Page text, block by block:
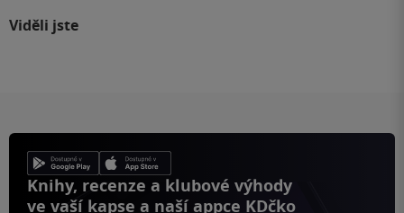
Viděli jste
Knihy, recenze a klubové výhody
ve vaší kapse a naší appce KDčko